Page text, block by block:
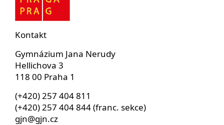
Kontakt
Gymnázium Jana Nerudy
Hellichova 3
118 00 Praha 1
(+420) 257 404 811
(+420) 257 404 844 (franc. sekce)
gjn@gjn.cz